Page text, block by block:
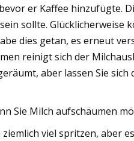
er Kaffee hinzufügte.
sollte. Glücklicherweise
dies getan, es erneut
reinigt sich der
aber lassen Sie
Sie Milch aufschäumen
viel spritzen, aber